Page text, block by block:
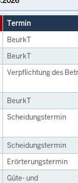
Termin
BeurkT
BeurkT
Verpflichtung des
BeurkT
Scheidungstermin
Scheidungstermin
Erörterungstermin
Güte- und